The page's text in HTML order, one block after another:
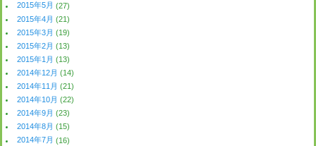
2015年5月 (27)
2015年4月 (21)
2015年3月 (19)
2015年2月 (13)
2015年1月 (13)
2014年12月 (14)
2014年11月 (21)
2014年10月 (22)
2014年9月 (23)
2014年8月 (15)
2014年7月 (16)